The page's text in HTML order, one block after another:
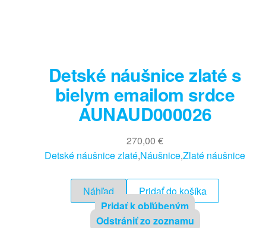
Detské náušnice zlaté s
bielym emailom srdce
AUNAUD000026
270,00 €
Detské náušnice zlaté,Náušnice,Zlaté náušnice
Náhľad
Pridať do košíka
Pridať k obľúbeným
Odstrániť zo zoznamu